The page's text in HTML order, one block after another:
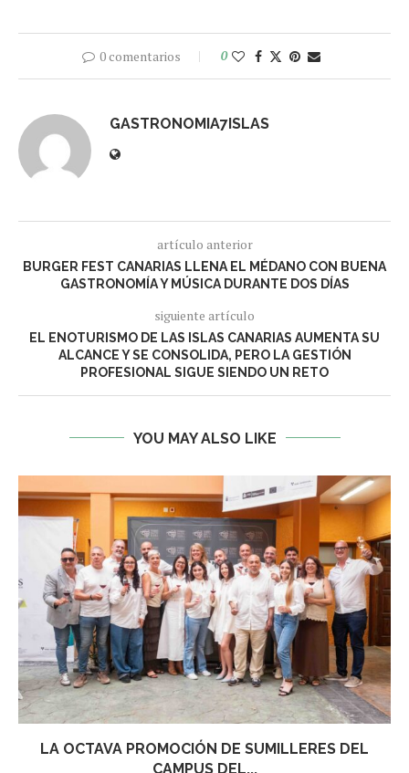
0 comentarios 0
GASTRONOMIA7ISLAS
artículo anterior
BURGER FEST CANARIAS LLENA EL MÉDANO CON BUENA
GASTRONOMÍA Y MÚSICA DURANTE DOS DÍAS
siguiente artículo
EL ENOTURISMO DE LAS ISLAS CANARIAS AUMENTA SU
ALCANCE Y SE CONSOLIDA, PERO LA GESTIÓN
PROFESIONAL SIGUE SIENDO UN RETO
YOU MAY ALSO LIKE
LA OCTAVA PROMOCIÓN DE SUMILLERES DEL
CAMPUS DEL...